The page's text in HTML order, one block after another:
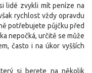
lidé zvykli mít peníze na
rychlost vždy opravdu
potřebujete půjčku před
nepočká, určitě se může
často i na úkor vyšších
si berete na několik